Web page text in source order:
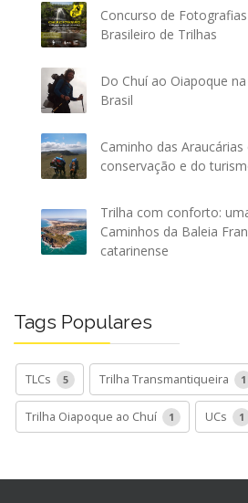
Concurso de
Brasileiro de Trilhas
Do Chuí ao Oiapoque
Brasil
Caminho das
conservação e do
Trilha com conforto:
Caminhos da Baleia
catarinense
Tags Populares
TLCs 5 Trilha Transmantiqueira 1
Trilha Oiapoque ao Chuí 1 UCs 1